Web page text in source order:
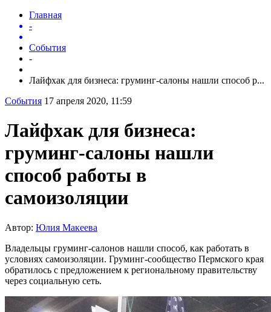
Главная
-
События
-
Лайфхак для бизнеса: груминг-салоны нашли способ р...
События 17 апреля 2020, 11:59
Лайфхак для бизнеса:
груминг-салоны нашли
способ работы в
самоизоляции
Автор: Юлия Макеева
Владельцы груминг-салонов нашли способ, как работать в
условиях самоизоляции. Груминг-сообщество Пермского края
обратилось с предложением к региональному правительству
через социальную сеть.